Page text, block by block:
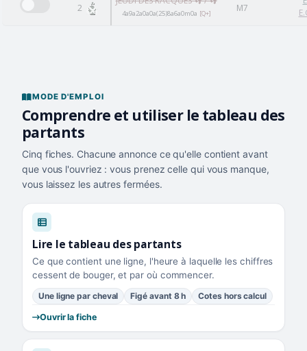
2 4a9a2a0a0a(25)8a6a0m0a [Q+] M7
MODE D'EMPLOI
Comprendre et utiliser le tableau des
partants
Cinq fiches. Chacune annonce ce qu'elle contient avant
que vous l'ouvriez : vous prenez celle qui vous manque,
vous laissez les autres fermées.
Lire le tableau des partants
Ce que contient une ligne, l'heure à laquelle les chiffres
cessent de bouger, et par où commencer.
Une ligne par cheval Figé avant 8 h Cotes hors calcul
Ouvrir la fiche